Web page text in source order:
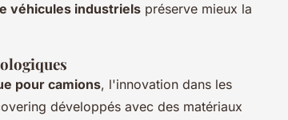
véhicules industriels préserve mieux la
pour camions, l'innovation dans les
développés avec des matériaux